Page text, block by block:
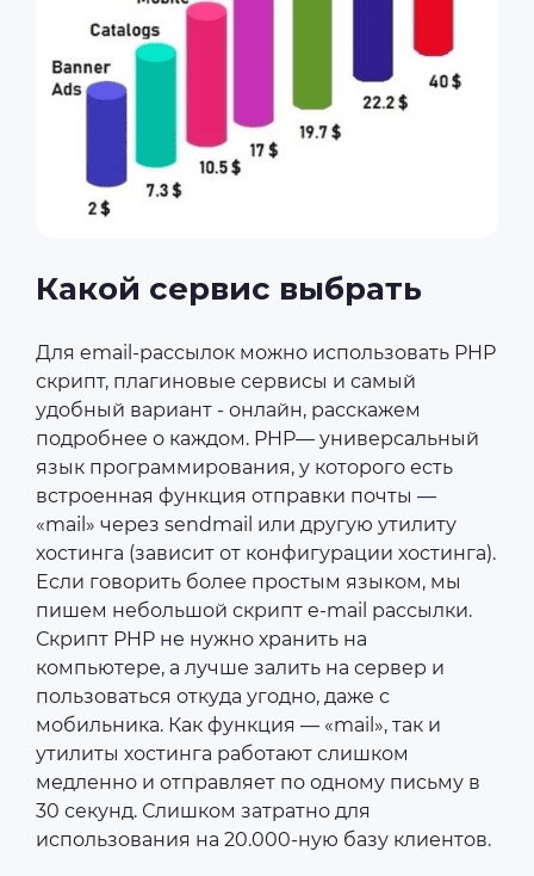
Какой сервис выбрать
Для email-рассылок можно использовать PHP
скрипт, плагиновые сервисы и самый
удобный вариант - онлайн, расскажем
подробнее о каждом. PHP— универсальный
язык программирования, у которого есть
встроенная функция отправки почты —
«mail» через sendmail или другую утилиту
хостинга (зависит от конфигурации хостинга).
Если говорить более простым языком, мы
пишем небольшой скрипт e-mail рассылки.
Скрипт PHP не нужно хранить на
компьютере, а лучше залить на сервер и
пользоваться откуда угодно, даже с
мобильника. Как функция — «mail», так и
утилиты хостинга работают слишком
медленно и отправляет по одному письму в
30 секунд. Слишком затратно для
использования на 20.000-ную базу клиентов.